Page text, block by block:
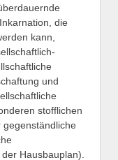
die
kann,
und
stofflichen
Hausbauplan).